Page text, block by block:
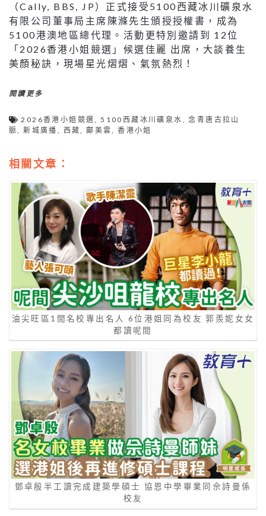
（Cally, BBS, JP）正式接受5100西藏冰川礦泉水
有限公司董事局主席陳滌先生頒授授權書，成為
5100港澳地區總代理。活動更特別邀請到 12位
「2026香港小姐競選」候選佳麗 出席，大談養生
美顏秘訣，現場星光熠熠、氣氛熱烈！
閱讀更多
2026香港小姐競選,5100西藏冰川礦泉水 ,念青唐古拉山
脈,新城廣播 , 西藏,鄺美雲,香港小姐
相關文章：
油尖旺區1間名校專出名人 6位港姐同為校友 郭羨妮女女
都讀呢間
鄧卓殷半工讀完成建築學碩士 協恩中學畢業同佘詩曼係
校友